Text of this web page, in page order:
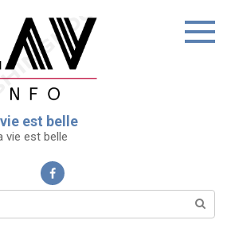
est belle
vie est belle